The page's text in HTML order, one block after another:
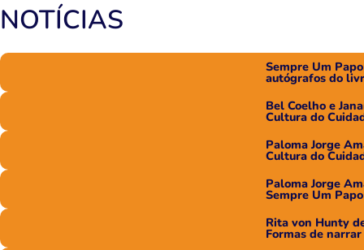
NOTÍCIAS
Sempre Um
autógrafos do
Bel Coelho e
Cultura do
Paloma Jorge
Cultura do
Paloma Jorge
Sempre Um Papo
Rita von Hunty
Formas de